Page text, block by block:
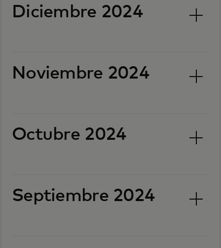
Diciembre 2024
Noviembre 2024
Octubre 2024
Septiembre 2024